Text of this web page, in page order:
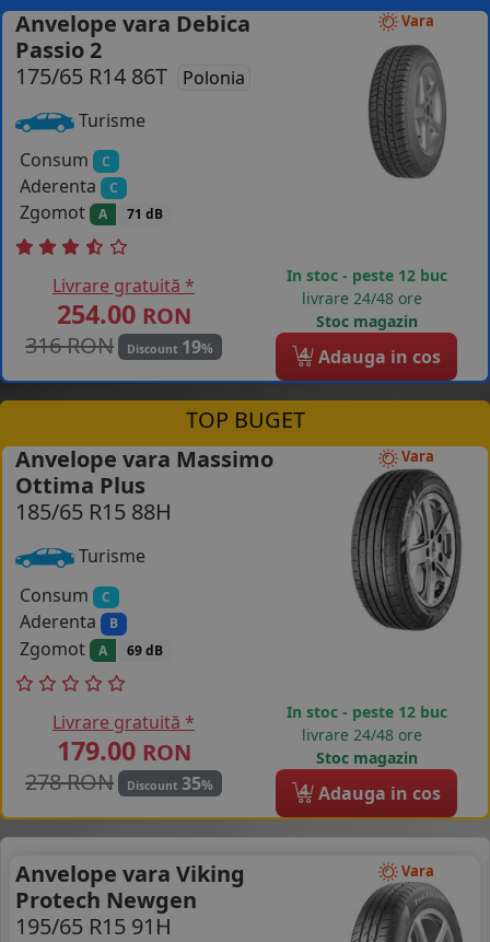
Vara
Anvelope vara Debica
Passio 2
175/65 R14 86T
Polonia
Turisme
Consum
C
Aderenta C
Zgomot A 71 dB
Livrare gratuită *
254.00 RON
316 RON
Discount 19%
In stoc - peste 12 buc
livrare 24/48 ore
Stoc magazin
4 Adauga in cos
TOP BUGET
Vara
Anvelope vara Massimo
Ottima Plus
185/65 R15 88H
Turisme
Consum
C
Aderenta B
Zgomot A 69 dB
Livrare gratuită *
179.00 RON
278 RON
Discount 35%
In stoc - peste 12 buc
livrare 24/48 ore
Stoc magazin
4 Adauga in cos
Vara
Anvelope vara Viking
Protech Newgen
195/65 R15 91H